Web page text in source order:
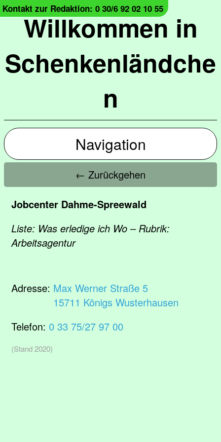
Willkommen in
Schenkenländche
n
Kontakt zur Redaktion: 0 30/6 92 02 10 55
Navigation
← Zurückgehen
Jobcenter Dahme-Spreewald
Liste: Was erledige ich Wo – Rubrik:
Arbeitsagentur
Adresse: Max Werner Straße 5
15711 Königs Wusterhausen
Telefon: 0 33 75/27 97 00
(Stand 2020)